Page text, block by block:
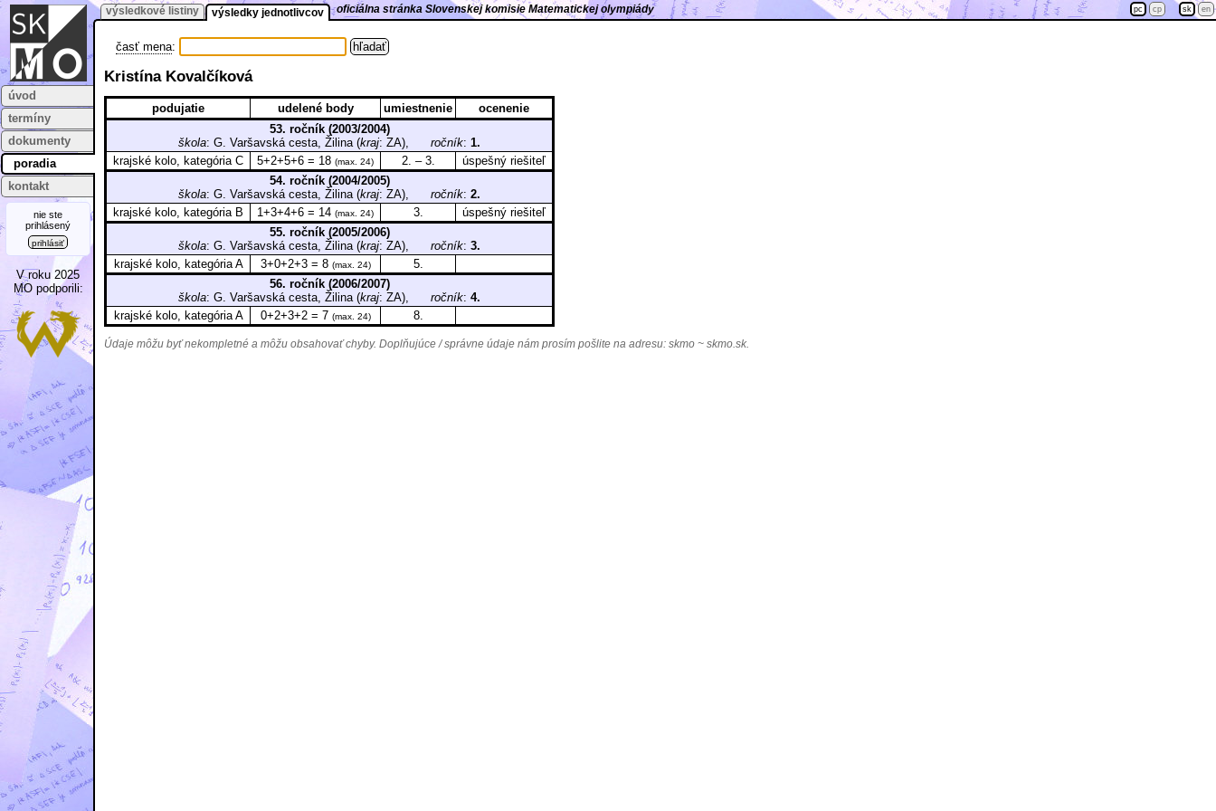
úvod
termíny
dokumenty
poradia
kontakt
nie ste
prihlásený
prihlásiť
V roku 2025
MO podporili:
výsledkové listiny výsledky jednotlivcov oficiálna stránka Slovenskej komisie Matematickej olympiády pc cp sk en
časť mena:
Kristína Kovalčíková
podujatie udelené body umiestnenie
ocenenie
53. ročník (2003/2004)
škola: G. Varšavská cesta, Žilina (kraj: ZA), ročník: 1.
krajské kolo, kategória C
5+2+5+6 = 18 (max. 24) 2. – 3.
úspešný riešiteľ
54. ročník (2004/2005)
škola: G. Varšavská cesta, Žilina (kraj: ZA), ročník: 2.
krajské kolo, kategória B
1+3+4+6 = 14 (max. 24) 3.
úspešný riešiteľ
55. ročník (2005/2006)
škola: G. Varšavská cesta, Žilina (kraj: ZA), ročník: 3.
krajské kolo, kategória A
3+0+2+3 = 8 (max. 24)
5.
56. ročník (2006/2007)
škola: G. Varšavská cesta, Žilina (kraj: ZA), ročník: 4.
krajské kolo, kategória A
0+2+3+2 = 7 (max. 24) 8.
Údaje môžu byť nekompletné a môžu obsahovať chyby. Doplňujúce / správne údaje nám prosím pošlite na adresu: skmo ~ skmo.sk